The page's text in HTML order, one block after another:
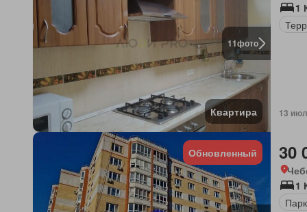
11фото
Квартира
1
13
Обновленный 30
1